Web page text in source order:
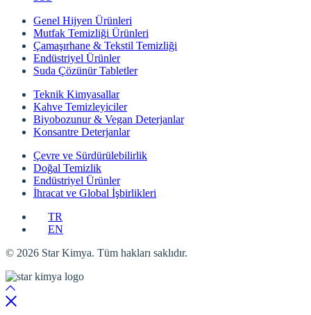
Genel Hijyen Ürünleri
Mutfak Temizliği Ürünleri
Çamaşırhane & Tekstil Temizliği
Endüstriyel Ürünler
Suda Çözünür Tabletler
Teknik Kimyasallar
Kahve Temizleyiciler
Biyobozunur & Vegan Deterjanlar
Konsantre Deterjanlar
Çevre ve Sürdürülebilirlik
Doğal Temizlik
Endüstriyel Ürünler
İhracat ve Global İşbirlikleri
TR
EN
© 2026 Star Kimya. Tüm hakları saklıdır.